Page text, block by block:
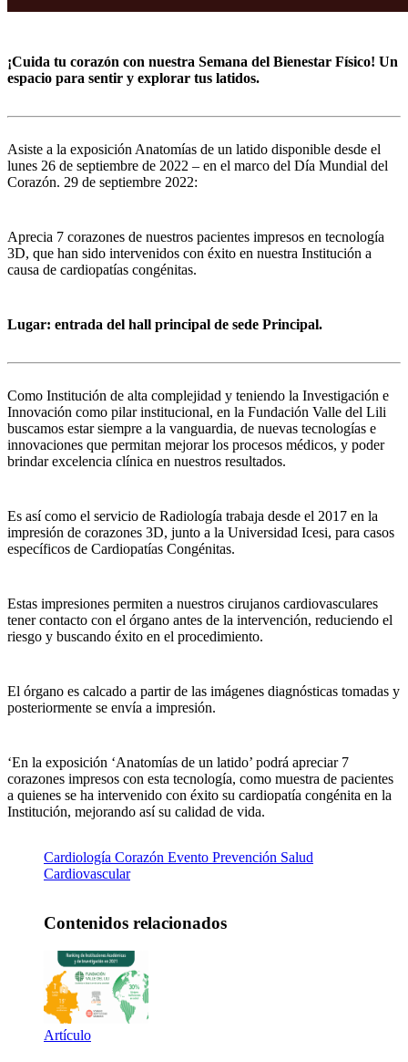
¡Cuida tu corazón con nuestra Semana del Bienestar Físico! Un
espacio para sentir y explorar tus latidos.
Asiste a la exposición Anatomías de un latido disponible desde el
lunes 26 de septiembre de 2022 – en el marco del Día Mundial del
Corazón. 29 de septiembre 2022:
Aprecia 7 corazones de nuestros pacientes impresos en tecnología
3D, que han sido intervenidos con éxito en nuestra Institución a
causa de cardiopatías congénitas.
Lugar: entrada del hall principal de sede Principal.
Como Institución de alta complejidad y teniendo la Investigación e
Innovación como pilar institucional, en la Fundación Valle del Lili
buscamos estar siempre a la vanguardia, de nuevas tecnologías e
innovaciones que permitan mejorar los procesos médicos, y poder
brindar excelencia clínica en nuestros resultados.
Es así como el servicio de Radiología trabaja desde el 2017 en la
impresión de corazones 3D, junto a la Universidad Icesi, para casos
específicos de Cardiopatías Congénitas.
Estas impresiones permiten a nuestros cirujanos cardiovasculares
tener contacto con el órgano antes de la intervención, reduciendo el
riesgo y buscando éxito en el procedimiento.
El órgano es calcado a partir de las imágenes diagnósticas tomadas y
posteriormente se envía a impresión.
‘En la exposición ‘Anatomías de un latido’ podrá apreciar 7
corazones impresos con esta tecnología, como muestra de pacientes
a quienes se ha intervenido con éxito su cardiopatía congénita en la
Institución, mejorando así su calidad de vida.
Cardiología Corazón Evento Prevención Salud
Cardiovascular
Contenidos relacionados
Artículo